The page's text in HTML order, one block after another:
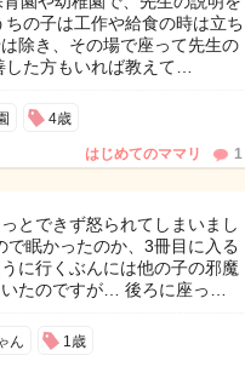
の子は工作や給食の時は立ち
除き、その場で座って先生の
た方もいれば教えて…
4歳
はじめてのママリ 1
とできず怒られてしまいまし
眠かったのか、3冊目に入る
に行くぶんには他の子の邪魔
たのですが… 後ろに座っ…
ん 1歳